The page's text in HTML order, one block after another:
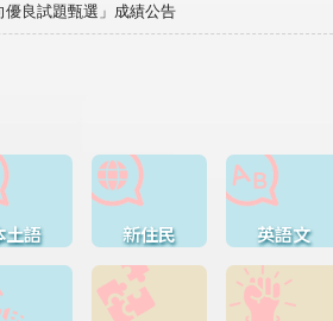
良試題甄選」成績公告
土語 新住民 英語文